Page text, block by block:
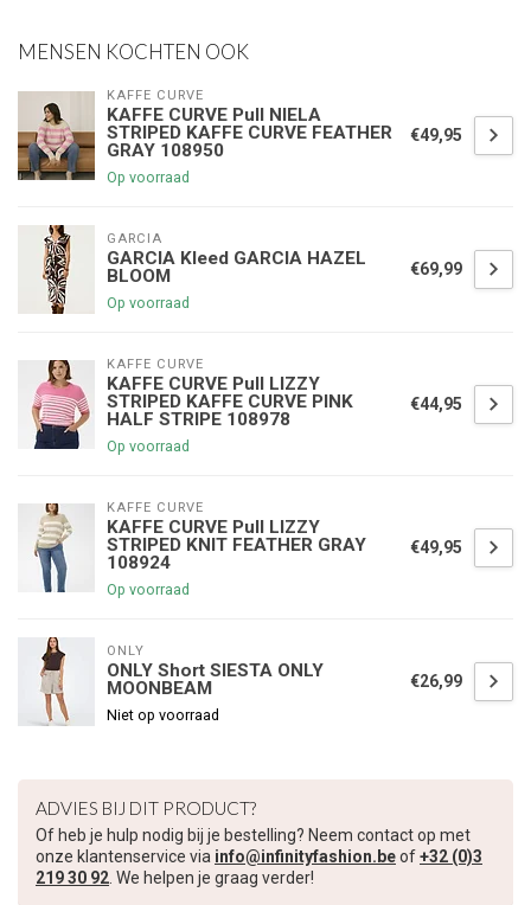
MENSEN KOCHTEN OOK
KAFFE CURVE
KAFFE CURVE Pull NIELA
STRIPED KAFFE CURVE FEATHER
GRAY 108950
Op voorraad
€49,95
GARCIA
GARCIA Kleed GARCIA HAZEL
BLOOM
Op voorraad
€69,99
KAFFE CURVE
KAFFE CURVE Pull LIZZY
STRIPED KAFFE CURVE PINK
HALF STRIPE 108978
Op voorraad
€44,95
KAFFE CURVE
KAFFE CURVE Pull LIZZY
STRIPED KNIT FEATHER GRAY
108924
Op voorraad
€49,95
ONLY
ONLY Short SIESTA ONLY
MOONBEAM
Niet op voorraad
€26,99
ADVIES BIJ DIT PRODUCT?
Of heb je hulp nodig bij je bestelling? Neem contact op met
onze klantenservice via info@infinityfashion.beof+32 (0)3
219 30 92. We helpen je graag verder!